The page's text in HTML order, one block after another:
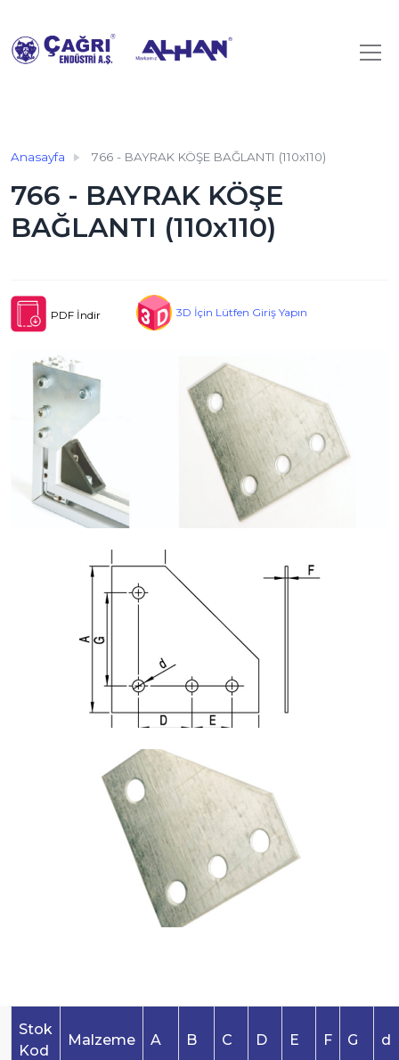
Anasayfa 766 - BAYRAK KÖŞE BAĞLANTI (110x110)
766 - BAYRAK KÖŞE
BAĞLANTI (110x110)
PDF İndir 3D İçin Lütfen Giriş Yapın
Stok
Kod
Malzeme A B C D E F G d